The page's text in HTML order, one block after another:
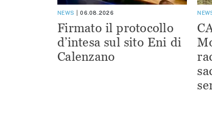
NEWS 06.08.2026
Firmato il protocollo
d’intesa sul sito Eni di
Calenzano